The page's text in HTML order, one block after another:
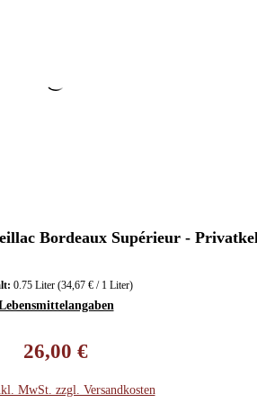
Bordeaux Supérieur -
0.75 Liter (34,67 € / 1 Liter)
26,00 €
MwSt. zzgl. Versandkosten